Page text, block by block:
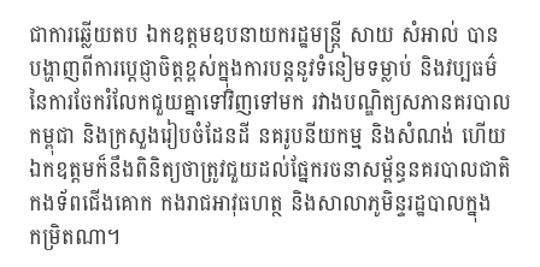
ជាការឆ្លើយតប ឯកឧត្តមឧបនាយករដ្ឋមន្រ្តី សាយ សំអាល់ បាន
បង្ហាញពីការប្តេជ្ញាចិត្តខ្ពស់ក្នុងការបន្តនូវទំនៀមទម្លាប់ និងវប្បធម៌
នៃការចែករំលែកជួយគ្នាទៅវិញទៅមក រវាងបណ្ឌិត្យសភានគរបាល
កម្ពុជា និងក្រសួងរៀបចំដែនដី នគរូបនីយកម្ម និងសំណង់ ហើយ
ឯកឧត្តមក៏នឹងពិនិត្យថាត្រូវជួយដល់ផ្នែករចនាសម្ព័ន្ធនគរបាលជាតិ
កងទ័ពជើងគោក កងរាជអាវុធហត្ថ និងសាលាភូមិន្ទរដ្ឋបាលក្នុង
កម្រិតណា។